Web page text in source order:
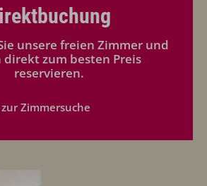
unsere freien Zimmer und
direkt zum besten Preis
reservieren.
zur Zimmersuche